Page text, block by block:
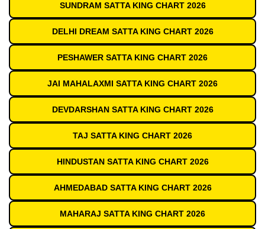
SUNDRAM SATTA KING CHART 2026
DELHI DREAM SATTA KING CHART 2026
PESHAWER SATTA KING CHART 2026
JAI MAHALAXMI SATTA KING CHART 2026
DEVDARSHAN SATTA KING CHART 2026
TAJ SATTA KING CHART 2026
HINDUSTAN SATTA KING CHART 2026
AHMEDABAD SATTA KING CHART 2026
MAHARAJ SATTA KING CHART 2026